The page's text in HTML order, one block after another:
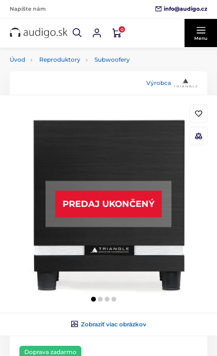
Napíšte nám info@audigo.cz
0
Menu
Úvod Reproduktory Subwoofery
Výrobca
PREDAJ UKONČENÝ
Zobraziť viac obrázkov
Doprava zadarmo